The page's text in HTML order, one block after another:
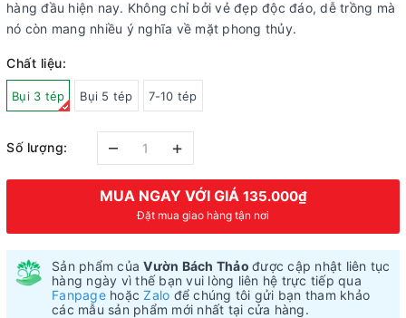
hàng đầu hiện nay. Không chỉ bởi vẻ đẹp độc đáo, dễ trồng mà
nó còn mang nhiều ý nghĩa về mặt phong thủy.
Chất liệu:
Bụi 3 tép Bụi 5 tép 7-10 tép
Số lượng: – +
MUA NGAY VỚI GIÁ 135.000₫
Đặt mua giao hàng tận nơi
Sản phẩm củaVườn Bách Thảo được cập nhật liên tục
hàng ngày vì thế bạn vui lòng liên hệ trực tiếp qua
FanpagehoặcZalo để chúng tôi gửi bạn tham khảo
các mẫu sản phẩm mới nhất tại cửa hàng.